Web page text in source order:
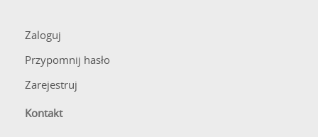
Zaloguj
Przypomnij hasło
Zarejestruj
Kontakt